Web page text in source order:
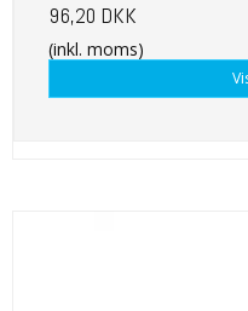
96,20 DKK
(inkl. moms)